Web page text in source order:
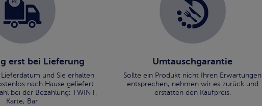
erst bei Lieferung
Lieferdatum und Sie erhalten
nach Hause geliefert.
bei der Bezahlung: TWINT,
Karte, Bar.
Umtauschgarantie
Sollte ein Produkt nicht Ihren Erwartungen
entsprechen, nehmen wir es zurück und
erstatten den Kaufpreis.